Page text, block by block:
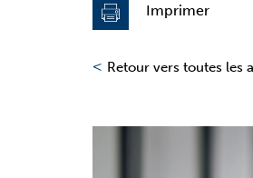
Imprimer
< Retour vers toutes les